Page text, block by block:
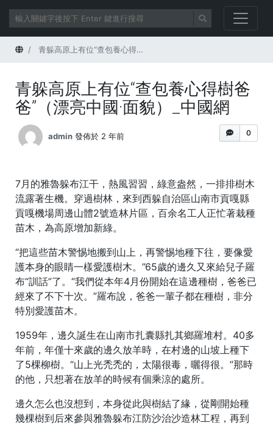
首頁 青躲高原上有位“查包養心得樹爸爸”（漂亮中國·面貌）_中國網
青躲高原上有位“查包養心得樹爸
爸”（漂亮中國·面貌）_中國網
0
admin 發佈於 2 年前
7月的雅魯躲布江干，熱風習習，綠意盎然，一排排樹木
流露著生機。穿過樹林，來到西躲自治區山南市貢嘎縣
貢嘎機場周邊山體2號造林片區，百余名工人正忙著栽種
苗木，為高原增加新綠。
“把這些苗木警惕地搬到山上，再警惕地種下往，要像愛
護本身的眼睛一樣愛護樹木。”65歲的邊久又來給兒子羅
布“訓話”了。“我們從本年4月份開始在這邊種樹，爸爸已
經來了不下十次。”羅布說，爸爸一輩子都在種樹，非分
特別愛護苗木。
1959年，邊久誕生在山南市扎囊縣扎其鄉羅堆村。40多
年前，年僅十來歲的邊久放羊時，在村邊的山坡上種下
了5棵柳樹。“山上光禿禿的，太陽很毒，曬得很。”那時
的他，只想著在放羊的時候有個乘涼的處所。
邊久怎么也沒想到，本身從此與樹結了緣，從剛開始種
幾棵樹到后來參與雅魯躲布江防沙治沙造林工程，再到